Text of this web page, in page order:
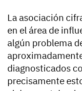
La asociación
en el área de
algún problema
diagnosticados
precisamente